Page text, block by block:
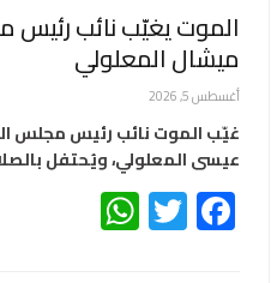
الموت يغيّب نائب رئيس
ميشال المعلولي
أغسطس 5, 2026
غيّب الموت نائب رئيس مجلس
عيسى المعلولي، ويُحتفل
Facebook
Twitter